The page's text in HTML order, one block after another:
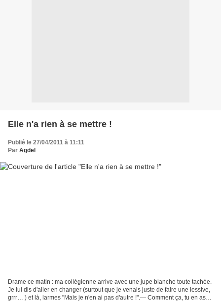
Elle n'a rien à se mettre !
Publié le 27/04/2011 à 11:11
Par Agdel
Drame ce matin : ma collégienne arrive avec une jupe blanche toute tachée.
Je lui dis d'aller en changer (surtout que je venais juste de faire une lessive,
grrr… ) et là, larmes "Mais je n'en ai pas d'autre !".— Comment ça, tu en as